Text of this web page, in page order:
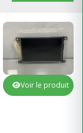
Voir le produit